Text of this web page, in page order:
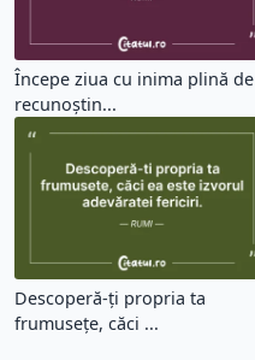
Începe ziua cu inima plină de
recunoștin...
Descoperă-ți propria ta
frumusețe, căci ...